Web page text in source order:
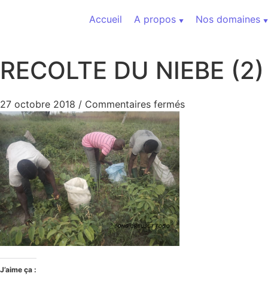
Accueil
A propos Nos domaines
RECOLTE DU NIEBE (2)
27 octobre 2018 / Commentaires ferméssur RECOLTE DU
J’aime ça :